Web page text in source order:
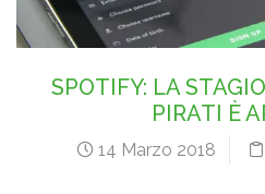
SPOTIFY: LA
PIRATI È
14 Marzo 2018